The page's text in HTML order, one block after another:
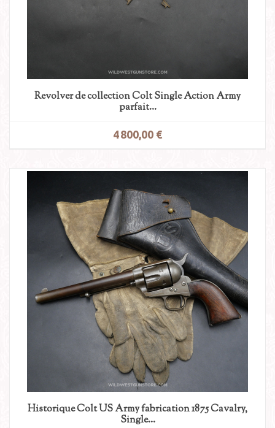
Revolver de collection Colt Single Action Army
parfait...
4 800,00 €
Historique Colt US Army fabrication 1875 Cavalry,
Single...